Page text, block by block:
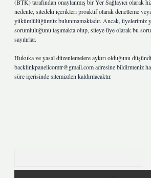
(BTK) tarafından onaylanmış bir Yer Sağlayıcı olarak
nedenle, sitedeki içerikleri proaktif olarak denetleme
yükümlülüğümüz bulunmamaktadır. Ancak, üyelerimiz
sorumluluğunu taşımakta olup, siteye üye olarak bu
sayılırlar.
Hukuka ve yasal düzenlemelere aykırı olduğunu
backlinkpanelicomtr@gmail.comadresine bildirmeniz
süre içerisinde sitemizden kaldırılacaktır.